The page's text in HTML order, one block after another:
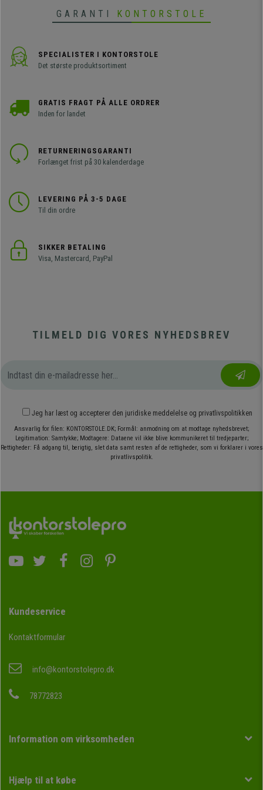
GARANTI KONTORSTOLE
SPECIALISTER I KONTORSTOLE
Det største produktsortiment
GRATIS FRAGT PÅ ALLE ORDRER
Inden for landet
RETURNERINGSGARANTI
Forlænget frist på 30 kalenderdage
LEVERING PÅ 3-5 DAGE
Til din ordre
SIKKER BETALING
Visa, Mastercard, PayPal
TILMELD DIG VORES NYHEDSBREV
Jeg har læst og accepterer den juridiske meddelelse og privatlivspolitikken
Ansvarlig for filen: KONTORSTOLE.DK; Formål: anmodning om at modtage nyhedsbrevet;
Legitimation: Samtykke; Modtagere: Dataene vil ikke blive kommunikeret til tredjeparter;
Rettigheder: Få adgang til, berigtig, slet data samt resten af de rettigheder, som vi forklarer i vores
privatlivspolitik.
Kundeservice
Kontaktformular
info@kontorstolepro.dk
78772823
Information om virksomheden
Hjælp til at købe